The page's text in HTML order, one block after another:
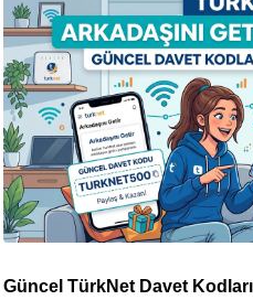
Güncel TürkNet Davet